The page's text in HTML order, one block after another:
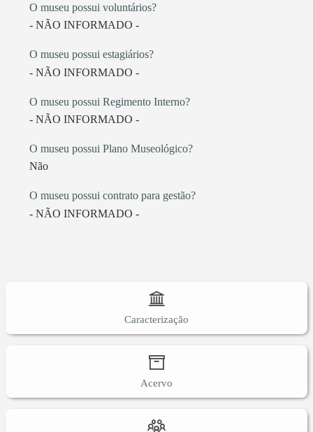
O museu possui voluntários?
- NÃO INFORMADO -
O museu possui estagiários?
- NÃO INFORMADO -
O museu possui Regimento Interno?
- NÃO INFORMADO -
O museu possui Plano Museológico?
Não
O museu possui contrato para gestão?
- NÃO INFORMADO -
Caracterização
Acervo